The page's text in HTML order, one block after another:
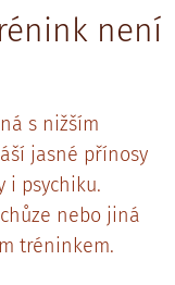
není
s nižším
jasné přínosy
i psychiku.
nebo jiná
tréninkem.